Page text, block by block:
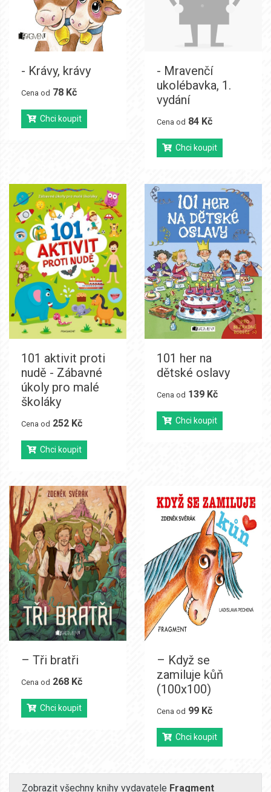
- Krávy, krávy
Cena od 78 Kč
Chci koupit
- Mravenčí
ukolébavka, 1.
vydání
Cena od 84 Kč
Chci koupit
101 aktivit proti
nudě - Zábavné
úkoly pro malé
školáky
Cena od 252 Kč
Chci koupit
101 her na
dětské oslavy
Cena od 139 Kč
Chci koupit
– Tři bratři
Cena od 268 Kč
Chci koupit
– Když se
zamiluje kůň
(100x100)
Cena od 99 Kč
Chci koupit
Zobrazit všechny knihy vydavatele Fragment